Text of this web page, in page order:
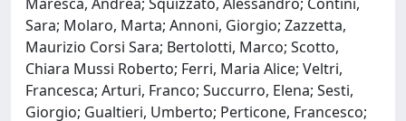
Sara; Molaro, Marta; Annoni, Giorgio; Zazzetta,
Maurizio Corsi Sara; Bertolotti, Marco; Scotto,
Chiara Mussi Roberto; Ferri, Maria Alice; Veltri,
Francesca; Arturi, Franco; Succurro, Elena; Sesti,
Giorgio; Gualtieri, Umberto; Perticone, Francesco;